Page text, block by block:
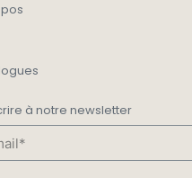
à notre newsletter